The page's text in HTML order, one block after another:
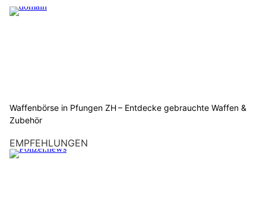
Waffenbörse in Pfungen ZH – Entdecke gebrauchte Waffen &
Zubehör
EMPFEHLUNGEN